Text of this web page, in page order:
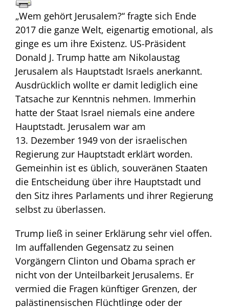
„Wem gehört Jerusalem?“ fragte sich Ende
2017 die ganze Welt, eigenartig emotional, als
ginge es um ihre Existenz. US-Präsident
Donald J. Trump hatte am Nikolaustag
Jerusalem als Hauptstadt Israels anerkannt.
Ausdrücklich wollte er damit lediglich eine
Tatsache zur Kenntnis nehmen. Immerhin
hatte der Staat Israel niemals eine andere
Hauptstadt. Jerusalem war am
13. Dezember 1949 von der israelischen
Regierung zur Hauptstadt erklärt worden.
Gemeinhin ist es üblich, souveränen Staaten
die Entscheidung über ihre Hauptstadt und
den Sitz ihres Parlaments und ihrer Regierung
selbst zu überlassen.
Trump ließ in seiner Erklärung sehr viel offen.
Im auffallenden Gegensatz zu seinen
Vorgängern Clinton und Obama sprach er
nicht von der Unteilbarkeit Jerusalems. Er
vermied die Fragen künftiger Grenzen, der
palästinensischen Flüchtlinge oder der